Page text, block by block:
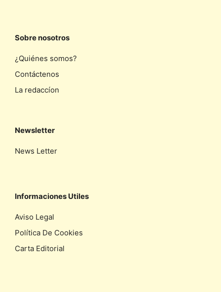
Sobre nosotros
¿Quiénes somos?
Contáctenos
La redaccíon
Newsletter
News Letter
Informaciones Utiles
Aviso Legal
Política De Cookies
Carta Editorial